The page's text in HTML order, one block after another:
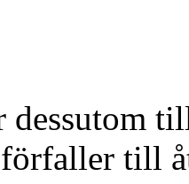
dessutom
till